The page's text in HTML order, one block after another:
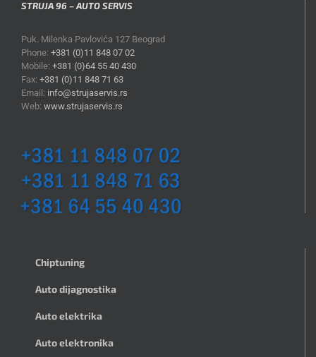
STRUJA 96 – AUTO SERVIS
Puk. Milenka Pavlovića 127 Beograd
Phone: +381 (0)11 848 07 02
Mobile: +381 (0)64 55 40 430
Fax: +381 (0)11 848 71 63
Email: info@strujaservis.rs
Web: www.strujaservis.rs
Chiptuning
Auto dijagnostika
Auto elektrika
Auto elektronika